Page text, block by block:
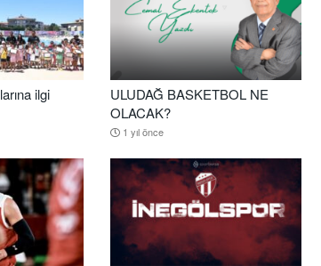
ilgi
ULUDAĞ BASKETBOL NE
OLACAK?
1 yıl önce